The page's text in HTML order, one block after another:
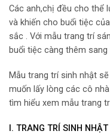
Các anh,chị đều cho thể
và khiến cho buổi tiệc
sắc . Với mẫu trang trí
buổi tiệc càng thêm sang
Mẫu trang trí sinh nhật
muốn lấy lòng các cô
tìm hiểu xem mẫu trang
I. TRANG TRÍ SINH